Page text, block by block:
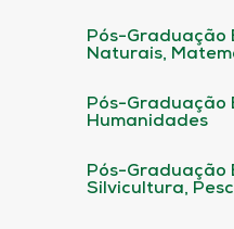
Pós-Graduação
Naturais,
Pós-Graduação
Humanidades
Pós-Graduação
Silvicultura,